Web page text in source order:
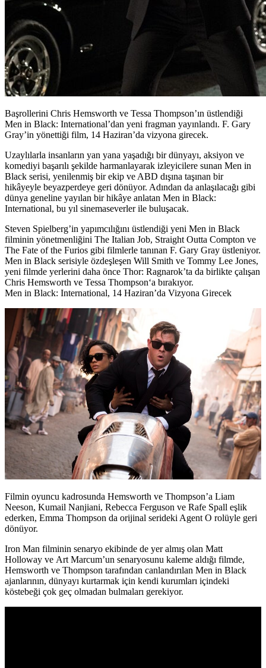
Başrollerini Chris Hemsworth ve Tessa Thompson’ın üstlendiği
Men in Black: International’dan yeni fragman yayınlandı. F. Gary
Gray’in yönettiği film, 14 Haziran’da vizyona girecek.
Uzaylılarla insanların yan yana yaşadığı bir dünyayı, aksiyon ve
komediyi başarılı şekilde harmanlayarak izleyicilere sunan Men in
Black serisi, yenilenmiş bir ekip ve ABD dışına taşınan bir
hikâyeyle beyazperdeye geri dönüyor. Adından da anlaşılacağı gibi
dünya geneline yayılan bir hikâye anlatan Men in Black:
International, bu yıl sinemaseverler ile buluşacak.
Steven Spielberg’in yapımcılığını üstlendiği yeni Men in Black
filminin yönetmenliğini The Italian Job, Straight Outta Compton ve
The Fate of the Furios gibi filmlerle tanınan F. Gary Gray üstleniyor.
Men in Black serisiyle özdeşleşen Will Smith ve Tommy Lee Jones,
yeni filmde yerlerini daha önce Thor: Ragnarok’ta da birlikte çalışan
Chris Hemsworth ve Tessa Thompson‘a bırakıyor.
Men in Black: International, 14 Haziran’da Vizyona Girecek
Filmin oyuncu kadrosunda Hemsworth ve Thompson’a Liam
Neeson, Kumail Nanjiani, Rebecca Ferguson ve Rafe Spall eşlik
ederken, Emma Thompson da orijinal serideki Agent O rolüyle geri
dönüyor.
Iron Man filminin senaryo ekibinde de yer almış olan Matt
Holloway ve Art Marcum’un senaryosunu kaleme aldığı filmde,
Hemsworth ve Thompson tarafından canlandırılan Men in Black
ajanlarının, dünyayı kurtarmak için kendi kurumları içindeki
köstebeği çok geç olmadan bulmaları gerekiyor.